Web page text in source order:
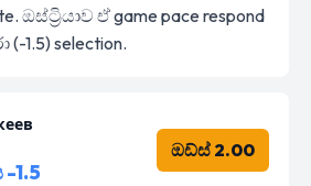
ඔස්ට්‍රියාව ඒ game pace respond
1.5) selection.
1.5
ඔඩ්ස් 2.00